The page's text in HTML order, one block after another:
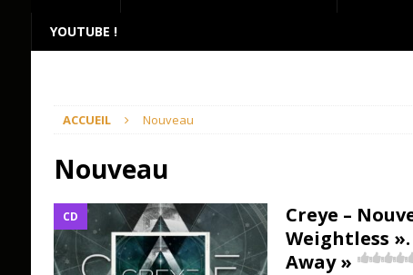
YOUTUBE !
ACCUEIL Nouveau
Nouveau
CD
Creye –
Weightless
Away »